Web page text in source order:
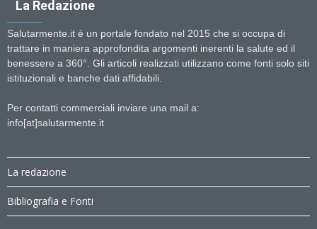
La Redazione
Salutarmente.it è un portale fondato nel 2015 che si occupa di
trattare in maniera approfondita argomenti inerenti la salute ed il
benessere a 360°. Gli articoli realizzati utilizzano come fonti solo siti
istituzionali e banche dati affidabili.
Per contatti commerciali inviare una mail a:
info[at]salutarmente.it
La redazione
Bibliografia e Fonti